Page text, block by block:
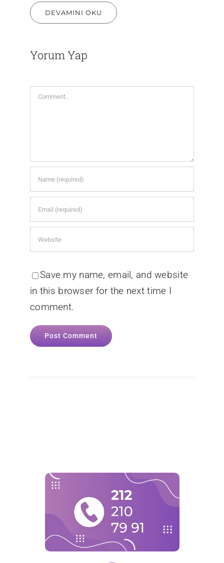
DEVAMINI OKU
Yorum Yap
Comment
Save my name, email, and website
in this browser for the next time I
comment.